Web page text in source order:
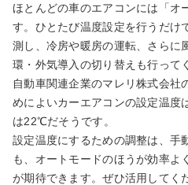
ほとんどの車のエアコンには「オ
す。ひとたび温度設定を行うだけ
測し、冷房や暖房の運転、さらに
環・外気導入の切り替えも行って
自動車関連企業のマレリ株式会社
めによいカーエアコンの設定温
は22℃だそうです。
設定温度にするための調整は、手
も、オートモードのほうが効率よ
が期待できます。ぜひ活用してく